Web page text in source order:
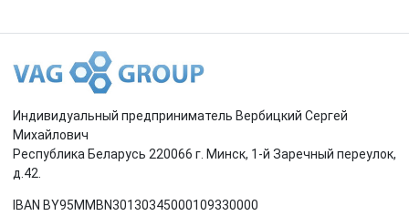
Индивидуальный предприниматель Вербицкий Сергей
Михайлович
Республика Беларусь 220066 г. Минск, 1-й Заречный переулок,
д.42.
IBAN BY95MMBN30130345000109330000